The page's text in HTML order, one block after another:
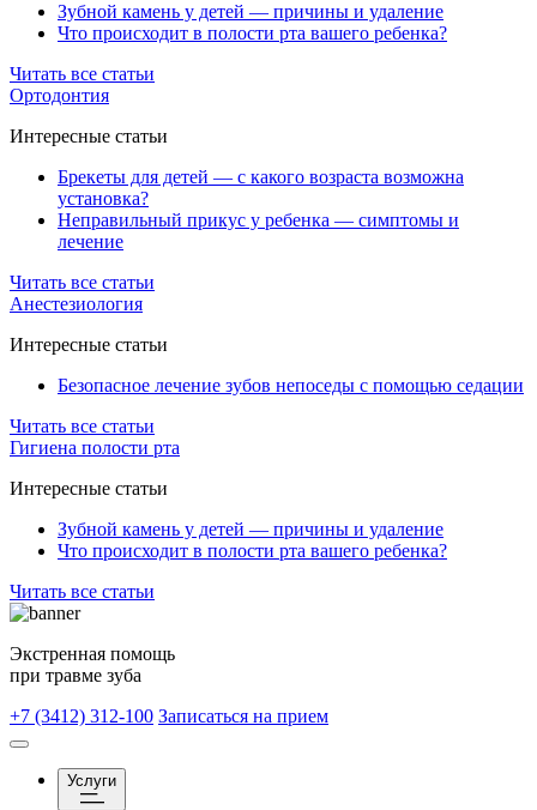
Зубной камень у детей — причины и удаление
Что происходит в полости рта вашего ребенка?
Читать все статьи
Ортодонтия
Интересные статьи
Брекеты для детей — с какого возраста возможна
установка?
Неправильный прикус у ребенка — симптомы и
лечение
Читать все статьи
Анестезиология
Интересные статьи
Безопасное лечение зубов непоседы с помощью седации
Читать все статьи
Гигиена полости рта
Интересные статьи
Зубной камень у детей — причины и удаление
Что происходит в полости рта вашего ребенка?
Читать все статьи
Экстренная помощь
при травме зуба
+7 (3412) 312-100 Записаться на прием
Услуги